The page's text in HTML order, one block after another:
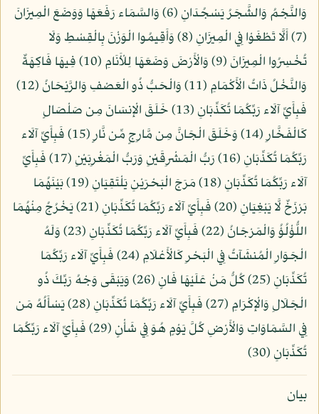
وَالنَّجْمُ وَالشَّجَرُ يَسْجُدَانِ (6) وَالسَّمَاء رَفَعَهَا وَوَضَعَ الْمِيزَانَ
(7) أَلَّا تَطْغَوْا فِي الْمِيزَانِ (8) وَأَقِيمُوا الْوَزْنَ بِالْقِسْطِ وَلَا
تُخْسِرُوا الْمِيزَانَ (9) وَالْأَرْضَ وَضَعَهَا لِلْأَنَامِ (10) فِيهَا فَاكِهَةٌ
وَالنَّخْلُ ذَاتُ الْأَكْمَامِ (11) وَالْحَبُّ ذُو الْعَصْفِ وَالرَّيْحَانُ (12)
فَبِأَيِّ آلَاء رَبِّكُمَا تُكَذِّبَانِ (13) خَلَقَ الْإِنسَانَ مِن صَلْصَالٍ
كَالْفَخَّارِ (14) وَخَلَقَ الْجَانَّ مِن مَّارِجٍ مِّن نَّارٍ (15) فَبِأَيِّ آلَاء
رَبِّكُمَا تُكَذِّبَانِ (16) رَبُّ الْمَشْرِقَيْنِ وَرَبُّ الْمَغْرِبَيْنِ (17) فَبِأَيِّ
آلَاء رَبِّكُمَا تُكَذِّبَانِ (18) مَرَجَ الْبَحْرَيْنِ يَلْتَقِيَانِ (19) بَيْنَهُمَا
بَرْزَخٌ لَّا يَبْغِيَانِ (20) فَبِأَيِّ آلَاء رَبِّكُمَا تُكَذِّبَانِ (21) يَخْرُجُ مِنْهُمَا
اللُّؤْلُؤُ وَالْمَرْجَانُ (22) فَبِأَيِّ آلَاء رَبِّكُمَا تُكَذِّبَانِ (23) وَلَهُ
الْجَوَارِ الْمُنشَآتُ فِي الْبَحْرِ كَالْأَعْلَامِ (24) فَبِأَيِّ آلَاء رَبِّكُمَا
تُكَذِّبَانِ (25) كُلُّ مَنْ عَلَيْهَا فَانٍ (26) وَيَبْقَى وَجْهُ رَبِّكَ ذُو
الْجَلَالِ وَالْإِكْرَامِ (27) فَبِأَيِّ آلَاء رَبِّكُمَا تُكَذِّبَانِ (28) يَسْأَلُهُ مَن
فِي السَّمَاوَاتِ وَالْأَرْضِ كُلَّ يَوْمٍ هُوَ فِي شَأْنٍ (29) فَبِأَيِّ آلَاء رَبِّكُمَا
تُكَذِّبَانِ (30)
بيان